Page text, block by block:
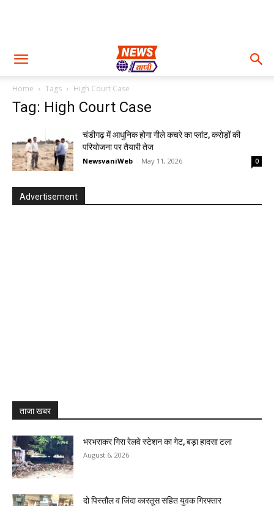
Home Tags High Court Case
Tag: High Court Case
चंडीगढ़ में आधुनिक होगा गीले कचरे का प्लांट, करोड़ों की
परियोजना पर तैयारी तेज
NewsvaniWeb - May 11, 2026 0
Advertisement
ताजा खबर
भरभराकर गिरा रेलवे स्टेशन का गेट, बड़ा हादसा टला
August 6, 2026
दो पिस्तौल व जिंदा कारतूस सहित युवक गिरफ्तार